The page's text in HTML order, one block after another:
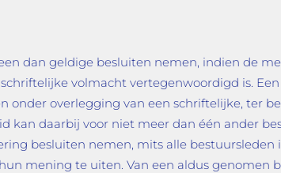
dan geldige besluiten nemen, indien de
volmacht vertegenwoordigd is.
onder overlegging van een schriftelijke, ter
kan daarbij voor niet meer dan één ander
besluiten nemen, mits alle
mening te uiten. Van een aldus genomen